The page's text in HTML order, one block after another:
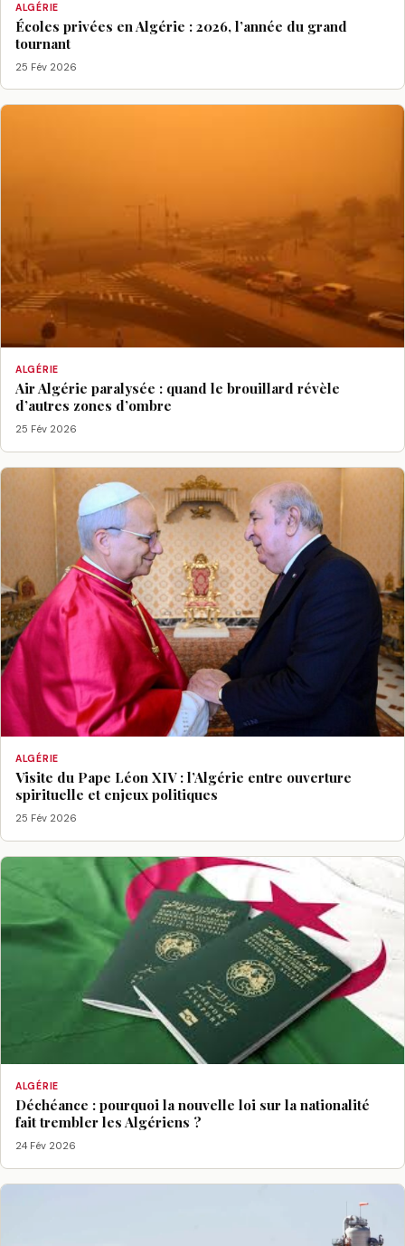
ALGÉRIE
Écoles privées en Algérie : 2026, l’année du grand
tournant
25 Fév 2026
ALGÉRIE
Air Algérie paralysée : quand le brouillard révèle
d’autres zones d’ombre
25 Fév 2026
ALGÉRIE
Visite du Pape Léon XIV : l’Algérie entre ouverture
spirituelle et enjeux politiques
25 Fév 2026
ALGÉRIE
Déchéance : pourquoi la nouvelle loi sur la nationalité
fait trembler les Algériens ?
24 Fév 2026